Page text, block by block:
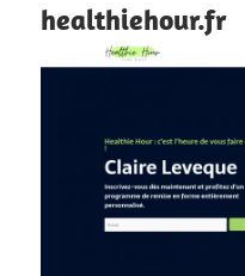
healthiehour.fr